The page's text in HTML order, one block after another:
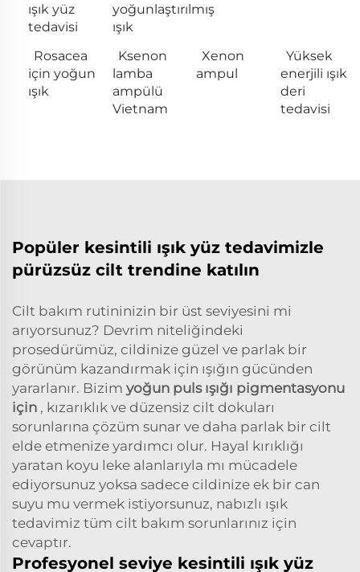
ışık yüz
tedavisi
yoğunlaştırılmış
ışık
Rosacea
için yoğun
ışık
Ksenon
lamba
ampülü
Vietnam
Xenon
ampul
Yüksek
enerjili ışık
deri
tedavisi
Popüler kesintili ışık yüz tedavimizle
pürüzsüz cilt trendine katılın
Cilt bakım rutininizin bir üst seviyesini mi
arıyorsunuz? Devrim niteliğindeki
prosedürümüz, cildinize güzel ve parlak bir
görünüm kazandırmak için ışığın gücünden
yararlanır. Bizim yoğun puls ışığı pigmentasyonu
için , kızarıklık ve düzensiz cilt dokuları
sorunlarına çözüm sunar ve daha parlak bir cilt
elde etmenize yardımcı olur. Hayal kırıklığı
yaratan koyu leke alanlarıyla mı mücadele
ediyorsunuz yoksa sadece cildinize ek bir can
suyu mu vermek istiyorsunuz, nabızlı ışık
tedavimiz tüm cilt bakım sorunlarınız için
cevaptır.
Profesyonel seviye kesintili ışık yüz